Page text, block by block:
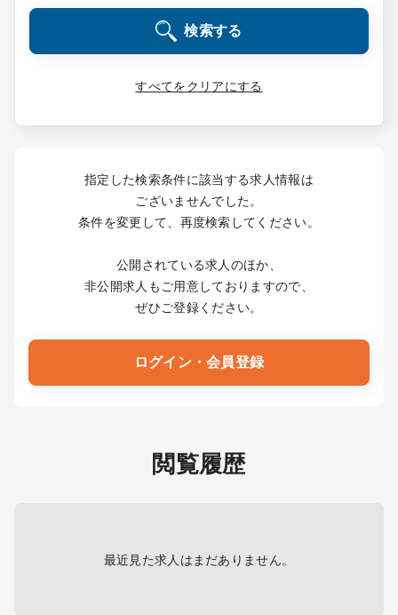
成功事例
転職ノウハウ
受付時間 9:00 ～ 18:00（平日）
クリニック開業
検索する
すべてをクリアにする
指定した検索条件に該当する求人情報は
ございませんでした。
条件を変更して、再度検索してください。
公開されている求人のほか、
非公開求人もご用意しておりますので、
ぜひご登録ください。
ログイン・会員登録
閲覧履歴
最近見た求人はまだありません。